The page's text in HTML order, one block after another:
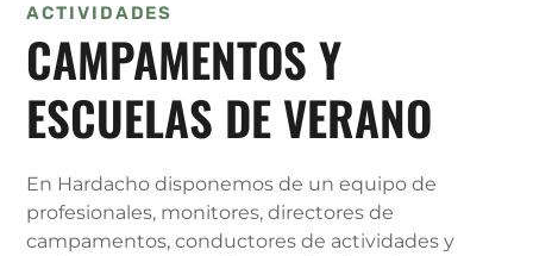
ACTIVIDADES
CAMPAMENTOS Y
ESCUELAS DE VERANO
En Hardacho disponemos de un equipo de
profesionales, monitores, directores de
campamentos, conductores de actividades y